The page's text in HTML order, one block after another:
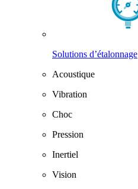
Solutions d’étalonnage
Acoustique
Vibration
Choc
Pression
Inertiel
Vision